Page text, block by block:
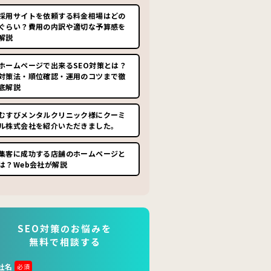
用サイトを依頼する料金相場はどの
らい？費用の内訳や適切な予算感を
説
ームページで出来るSEO対策とは？
策法・順位確認・運用のコツまで徹
解説
すびメンタルクリニック様にクーミ
株式会社を紹介いただきました。
客に成功する店舗のホームページと
？Web会社が解説
SEO対策のお悩みを
無料で相談する
名 必須